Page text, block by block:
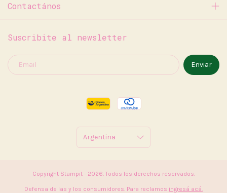
Contactános
Suscribite al newsletter
Copyright Stampit - 2026. Todos los derechos reservados.
Defensa de las y los consumidores. Para reclamos ingresá acá.